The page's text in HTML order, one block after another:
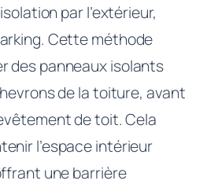
par l’extérieur,
Cette méthode
des panneaux isolants
de la toiture, avant
de toit. Cela
l’espace intérieur
une barrière